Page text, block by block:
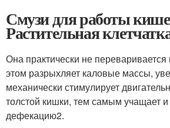
Смузи для работы
Растительная
Она практически не
этом разрыхляет каловые массы,
механически стимулирует
толстой кишки, тем самым учащает и
дефекацию2.